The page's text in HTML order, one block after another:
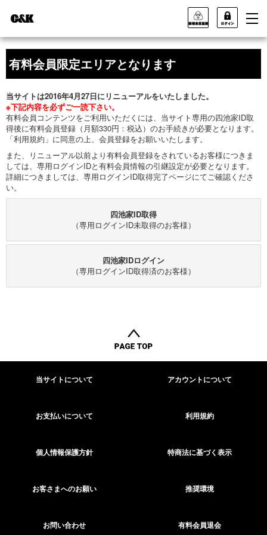
有料会員限定エリアとなります
当サイトは2016年4月27日にリニューアルをいたしました。
※下記内容を必ずご一読下さい。
有料会員コンテンツをご利用いただくには、当サイト専用の四池家ID取
得後に有料会員登録（月額330円：税込）のお手続きが必要となります。
「利用規約」に同意の上、会員登録をお願いいたします。
また、リニューアル以前より有料会員登録をされているお客様につきま
しては、専用ログインIDと有料会員情報の引継設定が必要となります。
詳細につきましては、専用ログインID取得完了ページにてご確認くださ
い。
四池家ID取得
（専用ログインID未取得のお客様）
四池家IDログイン
（専用ログインID取得済のお客様）
当サイトについて アカウントについて
お支払いについて 利用規約
個人情報保護方針 特商法に基づく表示
お客さまへのお願い 推奨環境
お問い合わせ 有料会員退会